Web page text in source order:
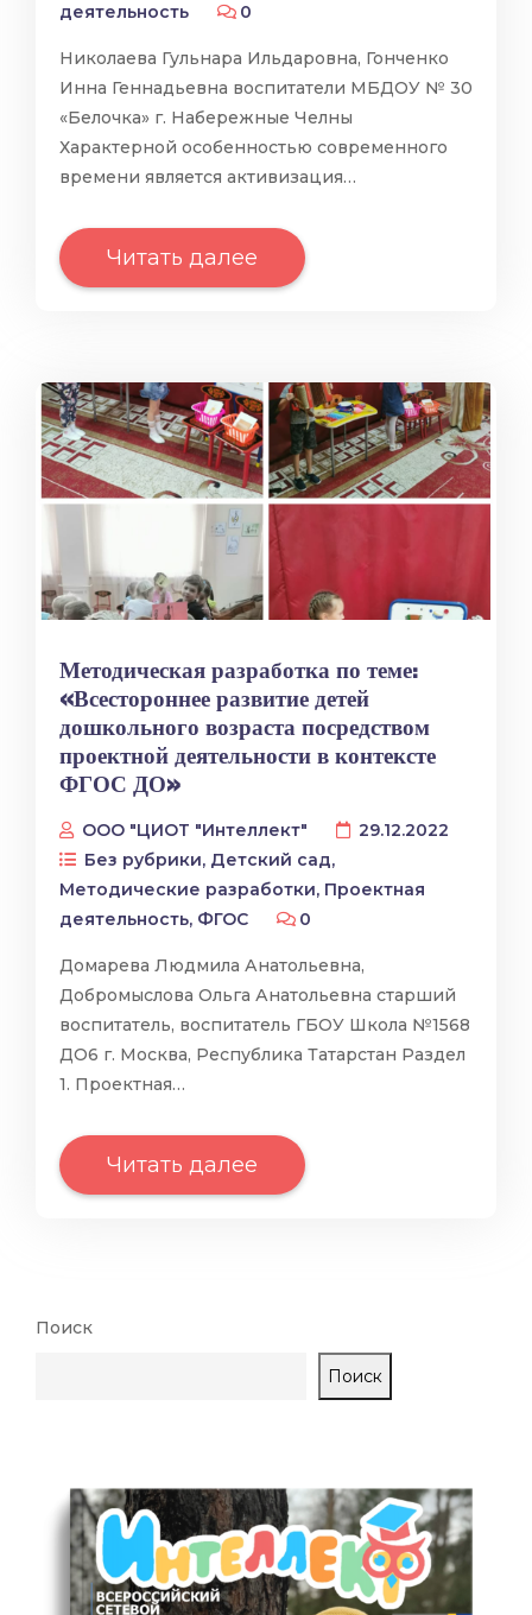
деятельность
0
Николаева Гульнара Ильдаровна, Гонченко
Инна Геннадьевна воспитатели МБДОУ № 30
«Белочка» г. Набережные Челны
Характерной особенностью современного
времени является активизация…
Читать далее
Методическая разработка по теме:
«Всестороннее развитие детей
дошкольного возраста посредством
проектной деятельности в контексте
ФГОС ДО»
ООО "ЦИОТ "Интеллект"
29.12.2022
Без рубрики, Детский сад,
Методические разработки, Проектная
деятельность, ФГОС 0
Домарева Людмила Анатольевна,
Добромыслова Ольга Анатольевна старший
воспитатель, воспитатель ГБОУ Школа №1568
ДО6 г. Москва, Республика Татарстан Раздел
1. Проектная…
Читать далее
Поиск
Поиск